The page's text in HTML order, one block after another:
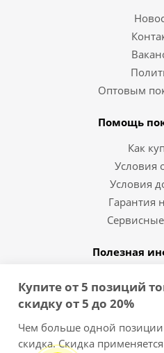
Оптовым
Помощь
Как
Условия
Условия
Гарантия
Полезная
Вопрос-
8 (812)
Купите от 5 позиций
скидку от 5 до 20%
Чем больше одной
скидка. Скидка